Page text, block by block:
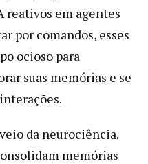
reativos em agentes
por comandos, esses
ocioso para
suas memórias e se
da neurociência.
memórias